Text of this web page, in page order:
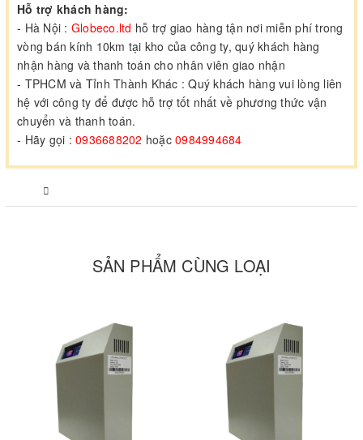
Hỗ trợ khách hàng:
- Hà Nội : Globeco.ltd hỗ trợ giao hàng tận nơi miễn phí trong
vòng bán kính 10km tại kho của công ty, quý khách hàng
nhận hàng và thanh toán cho nhân viên giao nhận
- TPHCM và Tỉnh Thành Khác : Quý khách hàng vui lòng liên
hệ với công ty để được hỗ trợ tốt nhất về phương thức vận
chuyển và thanh toán.
- Hãy gọi : 0936688202 hoặc 0984994684
SẢN PHẨM CÙNG LOẠI